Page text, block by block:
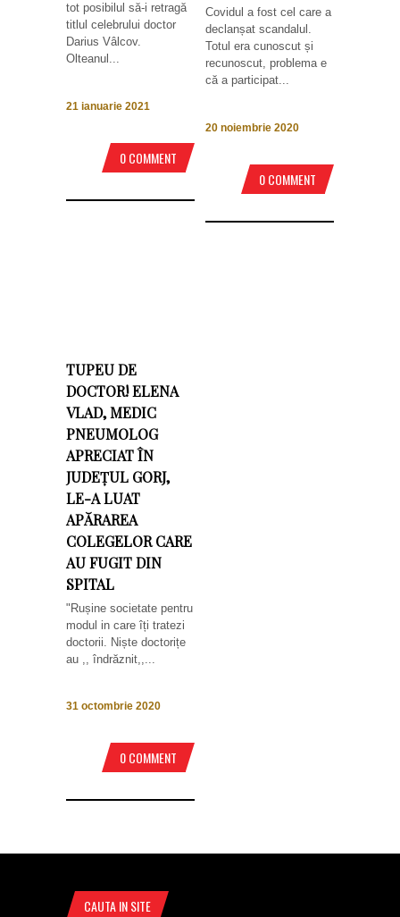
tot posibilul să-i retragă
titlul celebrului doctor
Darius Vâlcov.
Olteanul...
21 ianuarie 2021
0 COMMENT
Covidul a fost cel care a
declanșat scandalul.
Totul era cunoscut și
recunoscut, problema e
că a participat...
20 noiembrie 2020
0 COMMENT
TUPEU DE
DOCTOR! ELENA
VLAD, MEDIC
PNEUMOLOG
APRECIAT ÎN
JUDEȚUL GORJ,
LE-A LUAT
APĂRAREA
COLEGELOR CARE
AU FUGIT DIN
SPITAL
"Rușine societate pentru
modul in care îți tratezi
doctorii. Niște doctorițe
au ,, îndrăznit,,...
31 octombrie 2020
0 COMMENT
CAUTA IN SITE